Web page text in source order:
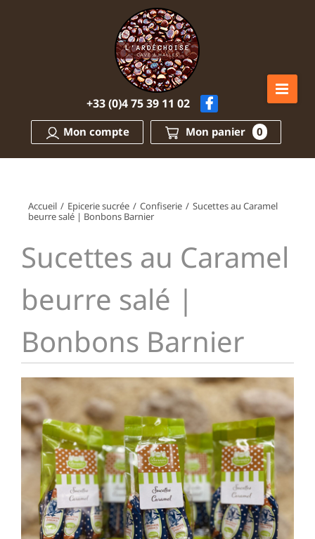
+33 (0)4 75 39 11 02
Mon compte Mon panier 0
Accueil / Epicerie sucrée / Confiserie / Sucettes au Caramel
beurre salé | Bonbons Barnier
Sucettes au Caramel
beurre salé |
Bonbons Barnier